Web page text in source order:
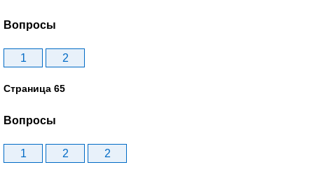
Вопросы
1 2
Страница 65
Вопросы
1 2 2